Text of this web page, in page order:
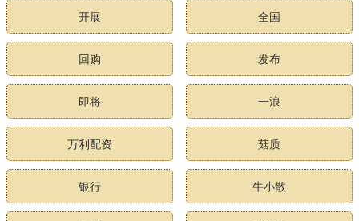
开展 全国
回购 发布
即将 一浪
万利配资 菇质
银行 牛小散